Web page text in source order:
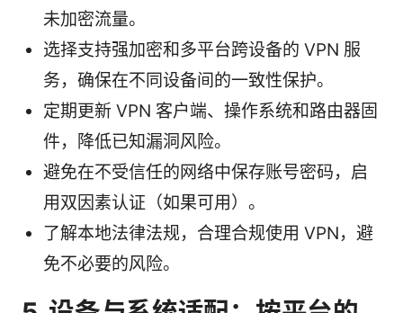
未加密流量。
选择支持强加密和多平台跨设备的 VPN 服
务，确保在不同设备间的一致性保护。
定期更新 VPN 客户端、操作系统和路由器固
件，降低已知漏洞风险。
避免在不受信任的网络中保存账号密码，启
用双因素认证（如果可用）。
了解本地法律法规，合理合规使用 VPN，避
免不必要的风险。